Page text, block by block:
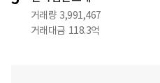
거래량 3,991,467
거래대금 118.3억